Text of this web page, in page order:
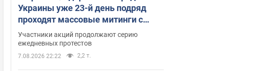
Украины уже 23-й день подряд
проходят массовые митинги с
плакатами. Фото и видео
Участники акций продолжают серию
ежедневных протестов
7.08.2026 22:22 2,2 т.